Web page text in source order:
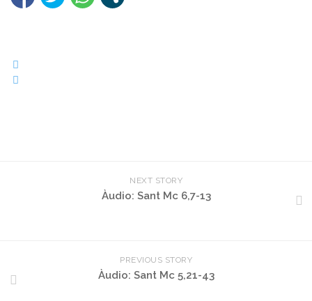
NEXT STORY
Àudio: Sant Mc 6,7-13
PREVIOUS STORY
Àudio: Sant Mc 5,21-43